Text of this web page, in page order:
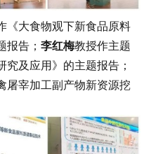
《大食物观下新食品原料
报告； 李红梅教授作主题
及应用》的主题报告；
屠宰加工副产物新资源挖